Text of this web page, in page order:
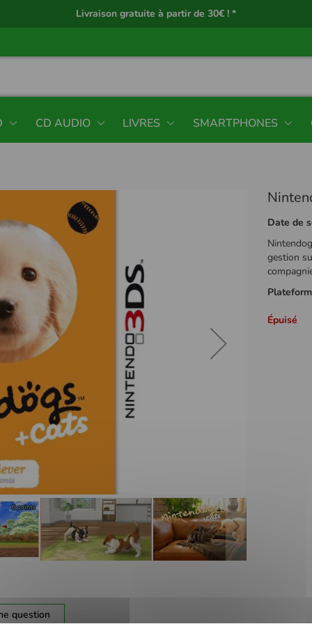
Livraison gratuite à partir de 30€ ! *
CD AUDIO LIVRES SMARTPHONES
Date de
gestion
Épuisé
question